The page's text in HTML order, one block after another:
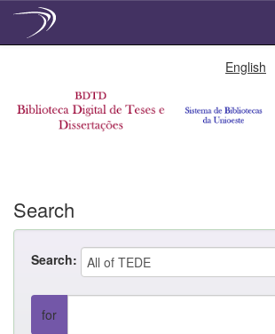
English
Search
Search:
for